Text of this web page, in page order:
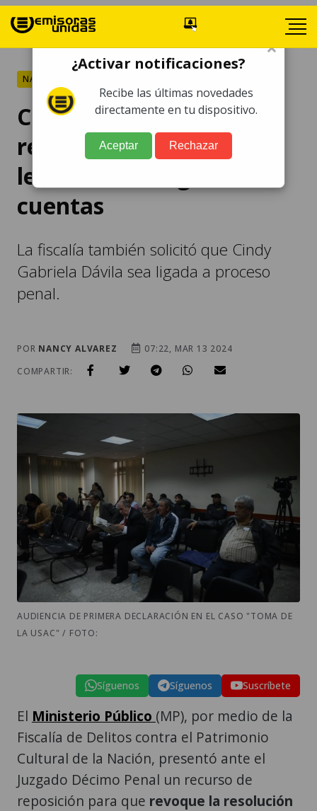
NACIONALES
Caso Usac: MP pide
revocar resolución que
levantó embargo de
cuentas
La fiscalía también solicitó que Cindy
Gabriela Dávila sea ligada a proceso
penal.
POR NANCY ALVAREZ
07:22, MAR 13 2024
COMPARTIR:
AUDIENCIA DE PRIMERA DECLARACIÓN EN EL CASO "TOMA DE
LA USAC" / FOTO:
Síguenos Síguenos Suscríbete
El Ministerio Público (MP), por medio de la
Fiscalía de Delitos contra el Patrimonio
Cultural de la Nación, presentó ante el
Juzgado Décimo Penal un recurso de
reposición para que revoque la resolución
×
¿Activar notificaciones?
Recibe las últimas novedades
directamente en tu dispositivo.
Aceptar Rechazar